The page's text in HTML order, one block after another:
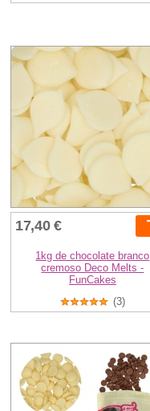
17,40 €
1kg de chocolate branco
cremoso Deco Melts -
FunCakes
(3)